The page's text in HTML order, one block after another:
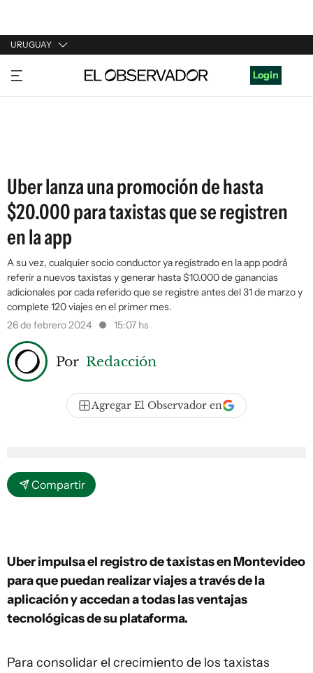
URUGUAY
URUGUAY
ARGENTINA
Login
Uber lanza una promoción de hasta
$20.000 para taxistas que se registren
en la app
A su vez, cualquier socio conductor ya registrado en la app podrá
referir a nuevos taxistas y generar hasta $10.000 de ganancias
adicionales por cada referido que se registre antes del 31 de marzo y
complete 120 viajes en el primer mes.
26 de febrero 2024
15:07 hs
Por Redacción
Agregar El Observador en
Compartir
Uber impulsa el registro de taxistas en Montevideo
para que puedan realizar viajes a través de la
aplicación y accedan a todas las ventajas
tecnológicas de su plataforma.
Para consolidar el crecimiento de los taxistas